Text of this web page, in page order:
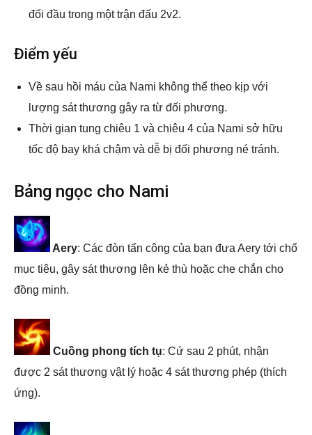
đối đầu trong một trận đấu 2v2.
Điểm yếu
Về sau hồi máu của Nami không thể theo kịp với
lượng sát thương gây ra từ đối phương.
Thời gian tung chiêu 1 và chiêu 4 của Nami sở hữu
tốc độ bay khá chậm và dễ bị đối phương né tránh.
Bảng ngọc cho Nami
Aery: Các đòn tấn công của bạn đưa Aery tới chổ
mục tiêu, gây sát thương lên kẻ thù hoặc che chắn cho
đồng minh.
Cuồng phong tích tụ: Cứ sau 2 phút, nhận
được 2 sát thương vật lý hoặc 4 sát thương phép (thích
ứng).